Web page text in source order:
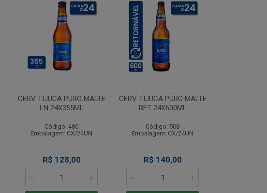
CERV TIJUCA PURO MALTE
LN 24X355ML
Código: 480
Embalagem: CX/24UN
R$ 128,00
CERV TIJUCA PURO MALTE
RET 24X600ML
Código: 508
Embalagem: CX/24UN
R$ 140,00